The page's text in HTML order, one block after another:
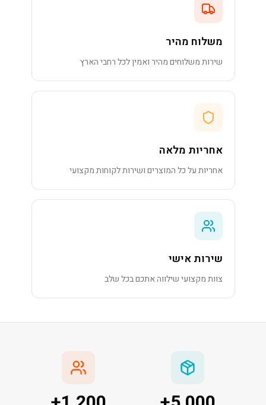
משלוח מהיר
שירות משלוחים מהיר ואמין לכל רחבי הארץ
אחריות מלאה
אחריות על כל המוצרים ושירות לקוחות מקצועי
שירות אישי
צוות מקצועי שילווה אתכם בכל שלב